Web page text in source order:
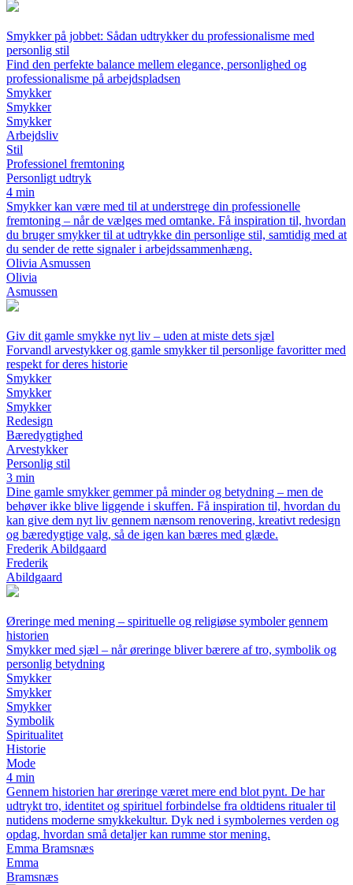
Smykker på jobbet: Sådan udtrykker du professionalisme med
personlig stil
Find den perfekte balance mellem elegance, personlighed og
professionalisme på arbejdspladsen
Smykker
Smykker
Smykker
Arbejdsliv
Stil
Professionel fremtoning
Personligt udtryk
4 min
Smykker kan være med til at understrege din professionelle
fremtoning – når de vælges med omtanke. Få inspiration til, hvordan
du bruger smykker til at udtrykke din personlige stil, samtidig med at
du sender de rette signaler i arbejdssammenhæng.
Olivia Asmussen
Olivia
Asmussen
Giv dit gamle smykke nyt liv – uden at miste dets sjæl
Forvandl arvestykker og gamle smykker til personlige favoritter med
respekt for deres historie
Smykker
Smykker
Smykker
Redesign
Bæredygtighed
Arvestykker
Personlig stil
3 min
Dine gamle smykker gemmer på minder og betydning – men de
behøver ikke blive liggende i skuffen. Få inspiration til, hvordan du
kan give dem nyt liv gennem nænsom renovering, kreativt redesign
og bæredygtige valg, så de igen kan bæres med glæde.
Frederik Abildgaard
Frederik
Abildgaard
Øreringe med mening – spirituelle og religiøse symboler gennem
historien
Smykker med sjæl – når øreringe bliver bærere af tro, symbolik og
personlig betydning
Smykker
Smykker
Smykker
Symbolik
Spiritualitet
Historie
Mode
4 min
Gennem historien har øreringe været mere end blot pynt. De har
udtrykt tro, identitet og spirituel forbindelse fra oldtidens ritualer til
nutidens moderne smykkekultur. Dyk ned i symbolernes verden og
opdag, hvordan små detaljer kan rumme stor mening.
Emma Bramsnæs
Emma
Bramsnæs